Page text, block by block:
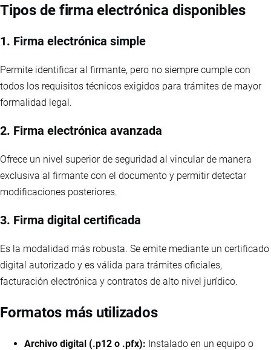
Tipos de firma electrónica disponibles
1. Firma electrónica simple
Permite identificar al firmante, pero no siempre cumple con
todos los requisitos técnicos exigidos para trámites de mayor
formalidad legal.
2. Firma electrónica avanzada
Ofrece un nivel superior de seguridad al vincular de manera
exclusiva al firmante con el documento y permitir detectar
modificaciones posteriores.
3. Firma digital certificada
Es la modalidad más robusta. Se emite mediante un certificado
digital autorizado y es válida para trámites oficiales,
facturación electrónica y contratos de alto nivel jurídico.
Formatos más utilizados
Archivo digital (.p12 o .pfx): Instalado en un equipo o